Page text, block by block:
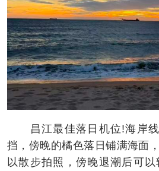
昌江最佳落日机位!海岸线
挡，傍晚的橘色落日铺满海面
以散步拍照，傍晚退潮后可